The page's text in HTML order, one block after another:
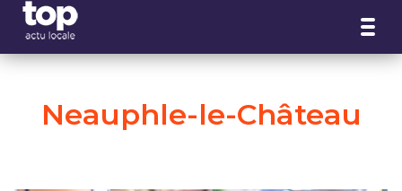
Neauphle-le-Château
Panneau de gestion des cookies